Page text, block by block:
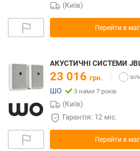
(Київ)
Перейти в
АКУСТИЧНІ СИСТЕМИ JBL
23 016 грн.
ШО
З нами 7 років
(Київ)
Гарантія: 12 міс.
Перейти в